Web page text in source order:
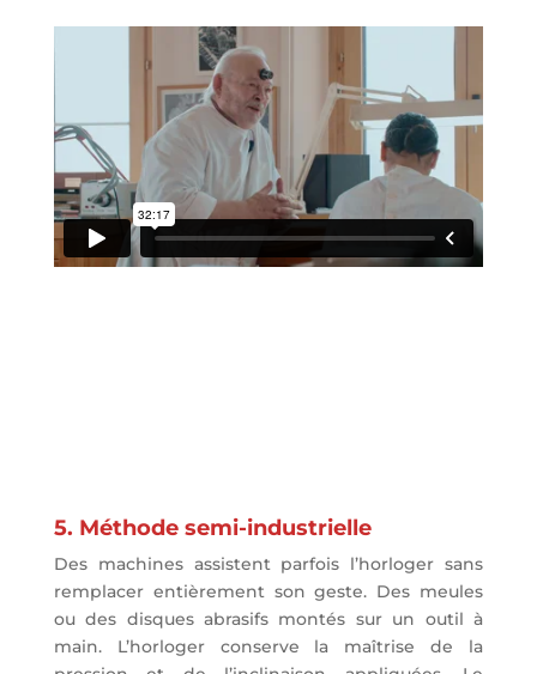
5. Méthode semi-industrielle
Des machines assistent parfois l’horloger sans
remplacer entièrement son geste. Des meules
ou des disques abrasifs montés sur un outil à
main. L’horloger conserve la maîtrise de la